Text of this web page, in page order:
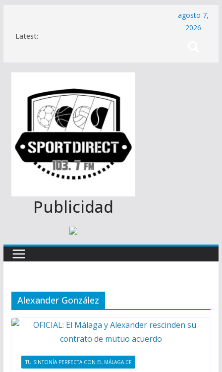
contenido
Latest:
agosto 7,
2026
Publicidad
Alexander González
TU SINTONÍA PERFECTA CON EL MÁLAGA CF